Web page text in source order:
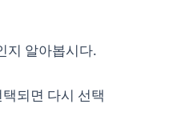
지 알아봅시다.
되면 다시 선택